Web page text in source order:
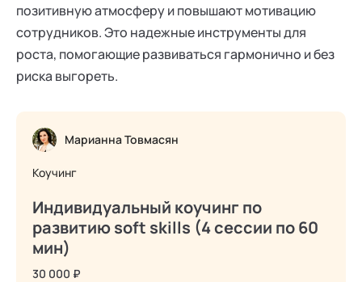
позитивную атмосферу и повышают мотивацию
сотрудников. Это надежные инструменты для
роста, помогающие развиваться гармонично и без
риска выгореть.
Марианна Товмасян
Коучинг
Индивидуальный коучинг по
развитию soft skills (4 сессии по 60
мин)
30 000 ₽